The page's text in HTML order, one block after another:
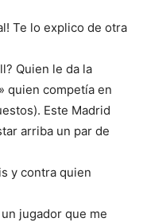
Te lo explico de otra
Quien le da la
quien competía en
Este Madrid
arriba un par de
y contra quien
jugador que me